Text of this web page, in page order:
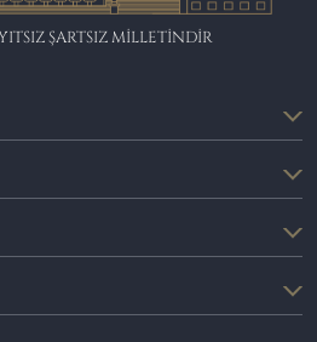
ŞARTSIZ MİLLETİNDİR